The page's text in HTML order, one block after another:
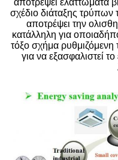
αποτρέψει ελαττώματα
σχέδιο διάταξης τρύπων
αποτρέψει την
κατάλληλη για
τόξο σχήμα ρυθμιζόμενη
για να εξασφαλιστεί